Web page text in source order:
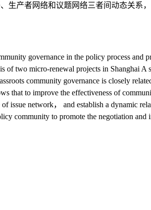
生产者网络和议题网络三者间动态关系
governance in the policy process and
of two micro-renewal projects in Shanghai
community governance is closely
that to improve the effectiveness of
issue network， and establish a dynamic
community to promote the negotiation and